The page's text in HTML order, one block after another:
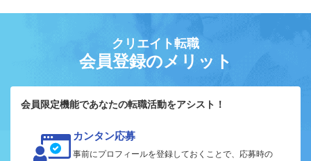
クリエイト転職
会員登録のメリット
会員限定機能であなたの転職活動をアシスト！
カンタン応募
事前にプロフィールを登録しておくことで、応募時の